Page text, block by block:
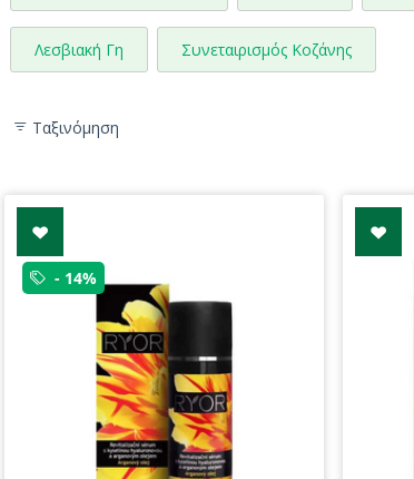
Λεσβιακή Γη Συνεταιρισμός Κοζάνης
Ταξινόμηση
- 14%